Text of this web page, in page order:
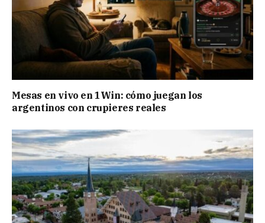
Mesas en vivo en 1Win: cómo juegan los
argentinos con crupieres reales